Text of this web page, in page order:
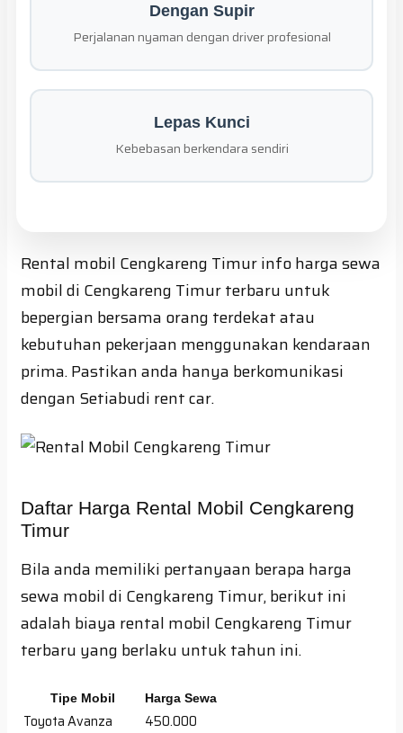
Dengan Supir
Perjalanan nyaman dengan driver profesional
Lepas Kunci
Kebebasan berkendara sendiri
Rental mobil Cengkareng Timur info harga sewa
mobil di Cengkareng Timur terbaru untuk
bepergian bersama orang terdekat atau
kebutuhan pekerjaan menggunakan kendaraan
prima. Pastikan anda hanya berkomunikasi
dengan Setiabudi rent car.
Daftar Harga Rental Mobil Cengkareng
Timur
Bila anda memiliki pertanyaan berapa harga
sewa mobil di Cengkareng Timur, berikut ini
adalah biaya rental mobil Cengkareng Timur
terbaru yang berlaku untuk tahun ini.
Tipe Mobil Harga Sewa
Toyota Avanza
450.000